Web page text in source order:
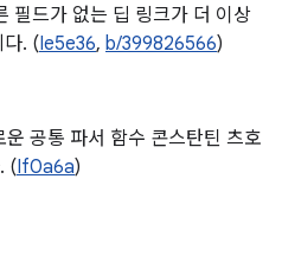
필드가 없는 딥 링크가 더 이상
다. (Ie5e36, b/399826566)
운 공통 파서 함수 콘스탄틴 츠호
(If0a6a)